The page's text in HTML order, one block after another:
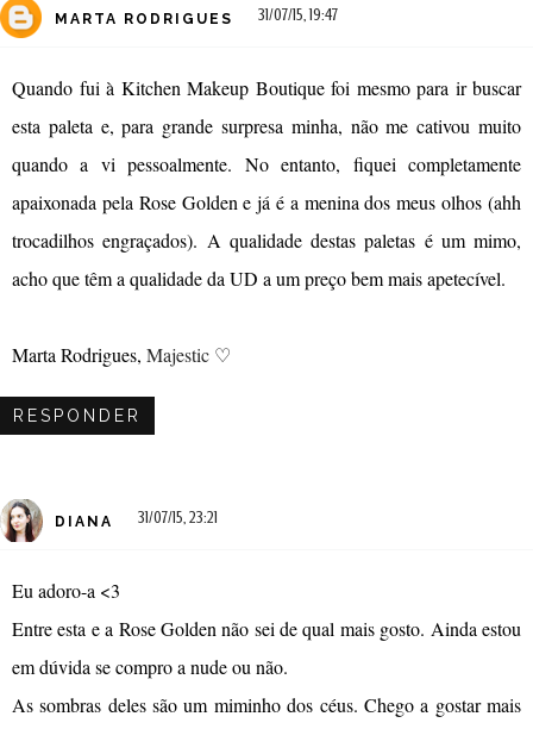
MARTA RODRIGUES 31/07/15, 19:47
Quando fui à Kitchen Makeup Boutique foi mesmo para ir buscar
esta paleta e, para grande surpresa minha, não me cativou muito
quando a vi pessoalmente. No entanto, fiquei completamente
apaixonada pela Rose Golden e já é a menina dos meus olhos (ahh
trocadilhos engraçados). A qualidade destas paletas é um mimo,
acho que têm a qualidade da UD a um preço bem mais apetecível.
Marta Rodrigues, Majestic ♡
RESPONDER
DIANA 31/07/15, 23:21
Eu adoro-a <3
Entre esta e a Rose Golden não sei de qual mais gosto. Ainda estou
em dúvida se compro a nude ou não.
As sombras deles são um miminho dos céus. Chego a gostar mais